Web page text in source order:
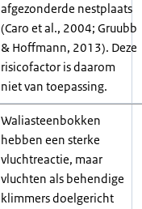
afgezonderde nestplaats
(Caro et al., 2004; Gruubb
& Hoffmann, 2013). Deze
risicofactor is daarom
niet van toepassing.
Waliasteenbokken
hebben een sterke
vluchtreactie, maar
vluchten als behendige
klimmers doelgericht